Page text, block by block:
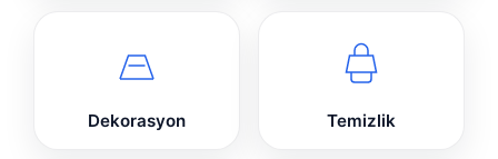
Dekorasyon Temizlik